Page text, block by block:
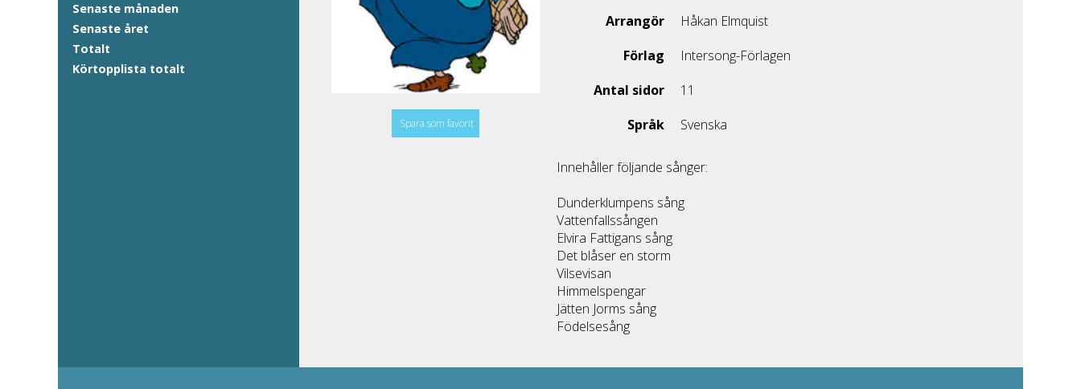
Senaste månaden
Senaste året
Totalt
Körtopplista totalt
Spara som favorit
Arrangör
Håkan Elmquist
Förlag
Intersong-Förlagen
Antal sidor
11
Språk
Svenska
Innehåller följande sånger:
Dunderklumpens sång
Vattenfallssången
Elvira Fattigans sång
Det blåser en storm
Vilsevisan
Himmelspengar
Jätten Jorms sång
Födelsesång